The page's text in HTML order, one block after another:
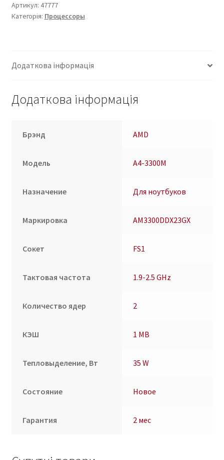
Артикул: 47777
Категорія: Процессоры
Додаткова інформація
Додаткова інформація
Брэнд AMD
Модель A4-3300M
Назначение Для ноутбуков
Маркировка AM3300DDX23GX
Сокет FS1
Тактовая частота 1.9-2.5 GHz
Количество ядер 2
КЭШ 1 MB
Тепловыделение, Вт 35 W
Состояние Новое
Гарантия 2 мес